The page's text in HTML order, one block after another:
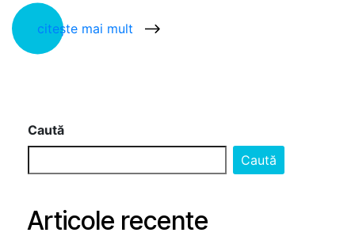
citește mai mult
Caută
Caută
Articole recente